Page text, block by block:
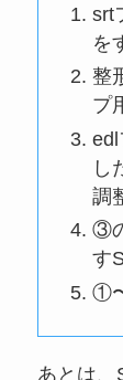
srt
を
整
プ
し
調
③
す
①
あとは、